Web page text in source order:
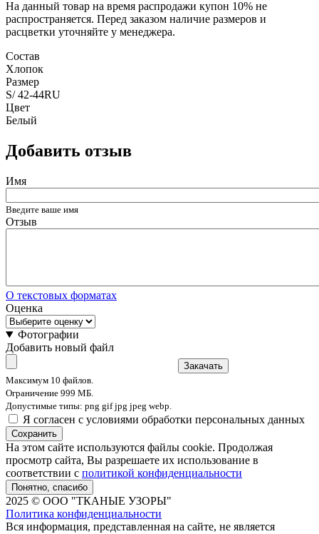
На данный товар на время распродажи купон 10% не
распространяется. Перед заказом наличие размеров и
расцветки уточняйте у менеджера.
Состав
Хлопок
Размер
S/ 42-44RU
Цвет
Белый
Добавить отзыв
Имя
Введите ваше имя
Отзыв
О текстовых форматах
Оценка
Фотографии
Добавить новый файл
Закачать
Максимум 10 файлов.
Ограничение 999 МБ.
Допустимые типы: png gif jpg jpeg webp.
Я согласен с условиями обработки персональных данных
Сохранить
На этом сайте используются файлы cookie. Продолжая
просмотр сайта, Вы разрешаете их использование в
соответствии с политикой конфиденциальности
Понятно, спасибо
2025 © ООО "ТКАНЫЕ УЗОРЫ"
Политика конфиденциальности
Вся информация, представленная на сайте, не является